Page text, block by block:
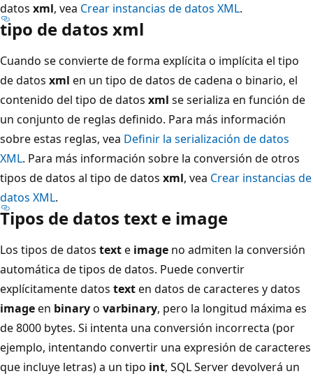
datos xml, vea Crear instancias de datos XML.
tipo de datos xml
Cuando se convierte de forma explícita o implícita el tipo
de datos xml en un tipo de datos de cadena o binario, el
contenido del tipo de datos xml se serializa en función de
un conjunto de reglas definido. Para más información
sobre estas reglas, vea Definir la serialización de datos
XML. Para más información sobre la conversión de otros
tipos de datos al tipo de datos xml, vea Crear instancias de
datos XML.
Tipos de datos text e image
Los tipos de datos texte image no admiten la conversión
automática de tipos de datos. Puede convertir
explícitamente datos texten datos de caracteres y datos
imageen binaryo varbinary, pero la longitud máxima es
de 8000 bytes. Si intenta una conversión incorrecta (por
ejemplo, intentando convertir una expresión de caracteres
que incluye letras) a un tipo int, SQL Server devolverá un